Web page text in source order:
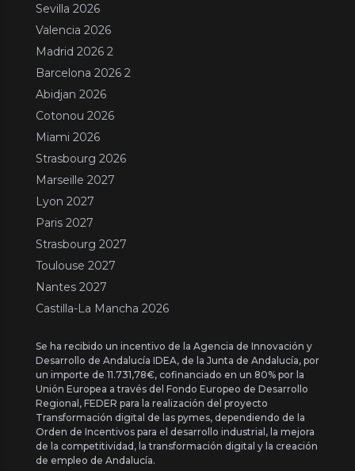
Sevilla 2026
Valencia 2026
Madrid 2026 2
Barcelona 2026 2
Abidjan 2026
Cotonou 2026
Miami 2026
Strasbourg 2026
Marseille 2027
Lyon 2027
Paris 2027
Strasbourg 2027
Toulouse 2027
Nantes 2027
Castilla-La Mancha 2026
Se ha recibido un incentivo de la Agencia de Innovación y
Desarrollo de Andalucía IDEA, de la Junta de Andalucía, por
un importe de 11.731,78€, cofinanciado en un 80% por la
Unión Europea a través del Fondo Europeo de Desarrollo
Regional, FEDER para la realización del proyecto
Transformación digital de las pymes, dependiendo de la
Orden de Incentivos para el desarrollo industrial, la mejora
de la competitividad, la transformación digital y la creación
de empleo de Andalucía.